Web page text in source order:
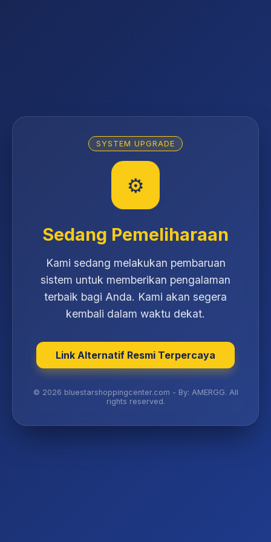
SYSTEM UPGRADE
⚙️
Sedang Pemeliharaan
Kami sedang melakukan pembaruan
sistem untuk memberikan pengalaman
terbaik bagi Anda. Kami akan segera
kembali dalam waktu dekat.
Link Alternatif Resmi Terpercaya
© 2026 bluestarshoppingcenter.com - By: AMERGG. All
rights reserved.